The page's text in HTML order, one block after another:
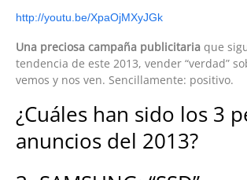
http://youtu.be/XpaOjMXyJGk
Una preciosa campaña publicitaria que
tendencia de este 2013, vender “verdad”
vemos y nos ven. Sencillamente: positivo.
¿Cuáles han sido los 3
anuncios del 2013?